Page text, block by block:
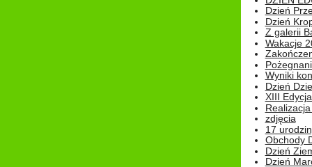
Dzień
Dzień
Z galerii
Wakacje
Wyniki
Dzień
XIII
zdjęcia
17
Obchody
Dzień
Dzień